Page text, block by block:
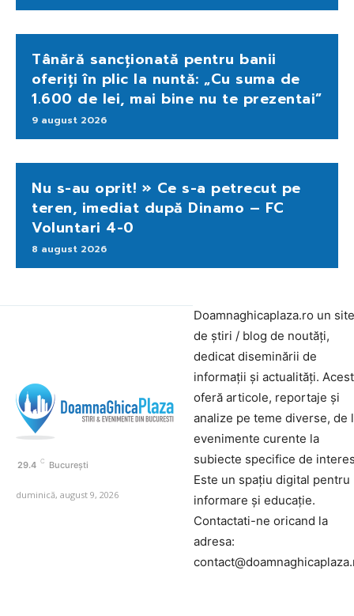
Tânără sancționată pentru banii
oferiți în plic la nuntă: „Cu suma de
1.600 de lei, mai bine nu te prezentai”
9 august 2026
Nu s-au oprit! » Ce s-a petrecut pe
teren, imediat după Dinamo – FC
Voluntari 4-0
8 august 2026
29.4 C București
duminică, august 9, 2026
Doamnaghicaplaza.ro un site
de știri / blog de noutăți,
dedicat diseminării de
informații și actualități.
oferă articole, reportaje și
analize pe teme diverse, de
evenimente curente la
subiecte specifice de
Este un spațiu digital pentru
informare și educație.
Contactati-ne oricand la
adresa: